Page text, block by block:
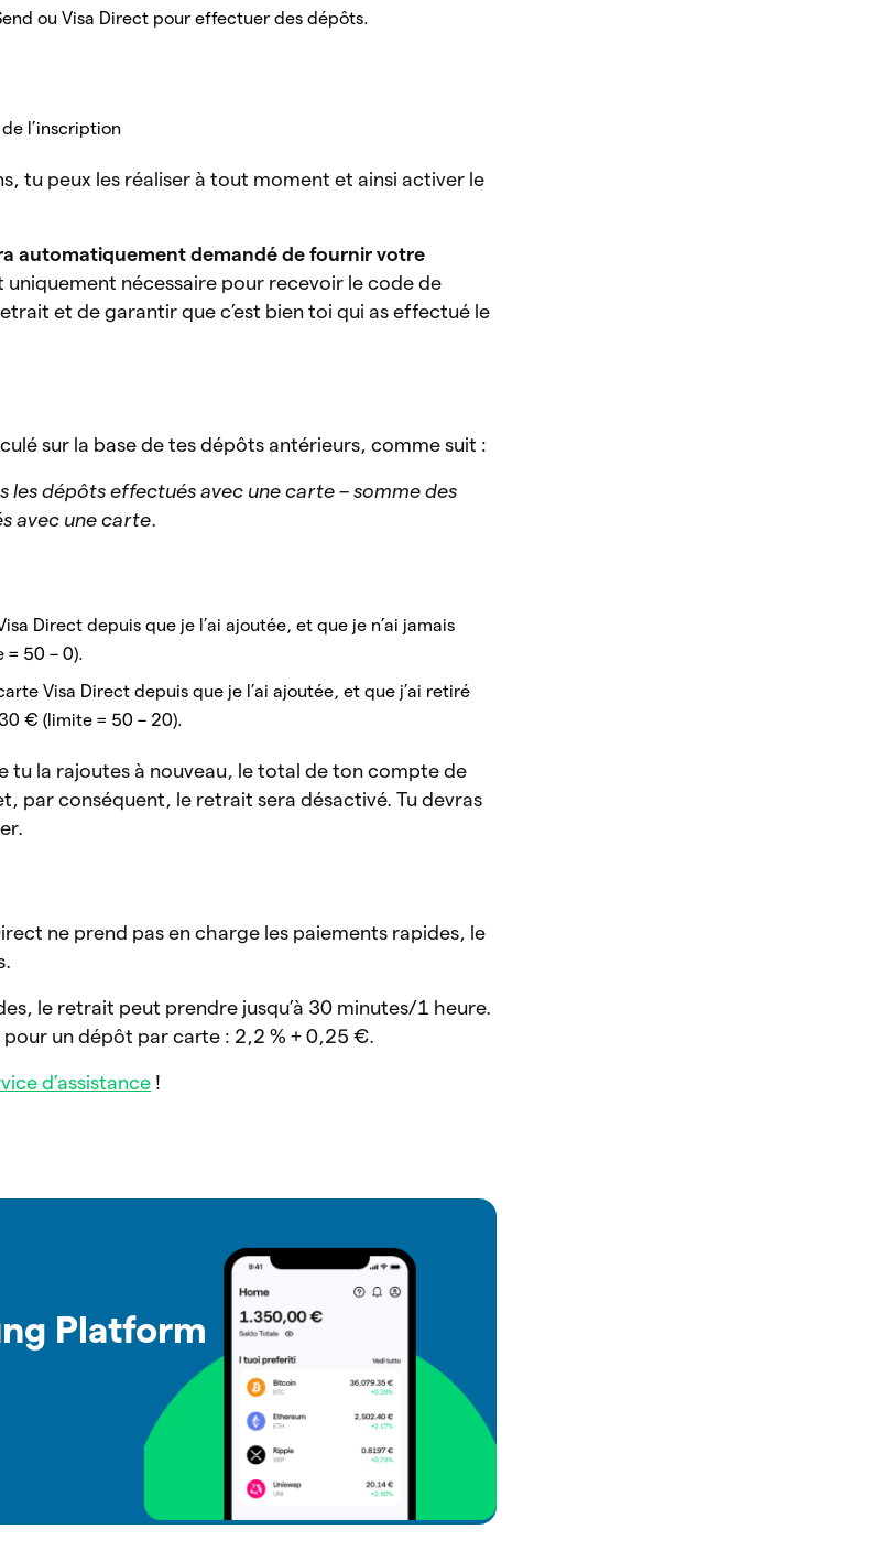
ou Visa Direct pour effectuer des dépôts.
l’inscription
tu peux les réaliser à tout moment et ainsi activer le
automatiquement demandé de fournir votre
uniquement nécessaire pour recevoir le code de
et de garantir que c’est bien toi qui as effectué le
sur la base de tes dépôts antérieurs, comme suit :
les dépôts effectués avec une carte – somme des
avec une carte.
Direct depuis que je l’ai ajoutée, et que je n’ai jamais
= 50 – 0).
Visa Direct depuis que je l’ai ajoutée, et que j’ai retiré
€ (limite = 50 – 20).
tu la rajoutes à nouveau, le total de ton compte de
par conséquent, le retrait sera désactivé. Tu devras
ne prend pas en charge les paiements rapides, le
le retrait peut prendre jusqu’à 30 minutes/1 heure.
un dépôt par carte : 2,2 % + 0,25 €.
d’assistance !
Platform